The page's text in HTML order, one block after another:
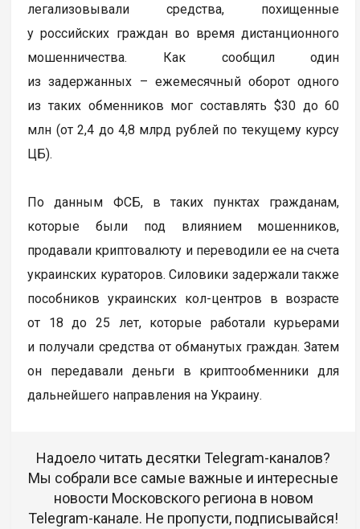
легализовывали средства, похищенные
у российских граждан во время дистанционного
мошенничества. Как сообщил один
из задержанных – ежемесячный оборот одного
из таких обменников мог составлять $30 до 60
млн (от 2,4 до 4,8 млрд рублей по текущему курсу
ЦБ).
По данным ФСБ, в таких пунктах гражданам,
которые были под влиянием мошенников,
продавали криптовалюту и переводили ее на счета
украинских кураторов. Силовики задержали также
пособников украинских кол-центров в возрасте
от 18 до 25 лет, которые работали курьерами
и получали средства от обманутых граждан. Затем
он передавали деньги в криптообменники для
дальнейшего направления на Украину.
Надоело читать десятки Telegram-каналов?
Мы собрали все самые важные и интересные
новости Московского региона в новом
Telegram-канале. Не пропусти, подписывайся!